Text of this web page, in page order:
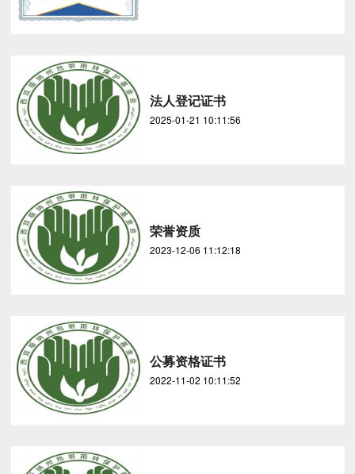
法人登记证书
2025-01-21 10:11:56
荣誉资质
2023-12-06 11:12:18
公募资格证书
2022-11-02 10:11:52